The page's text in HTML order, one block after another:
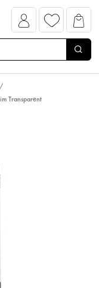
Transparent